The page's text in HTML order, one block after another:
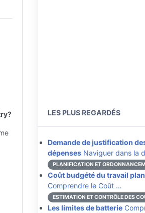
LES PLUS REGARDÉS
Demande de justification
dépenses Naviguer dans la
PLANIFICATION ET
Coût budgété du travail
Comprendre le Coût …
ESTIMATION ET CONTRÔLE DES
Les limites de batterie